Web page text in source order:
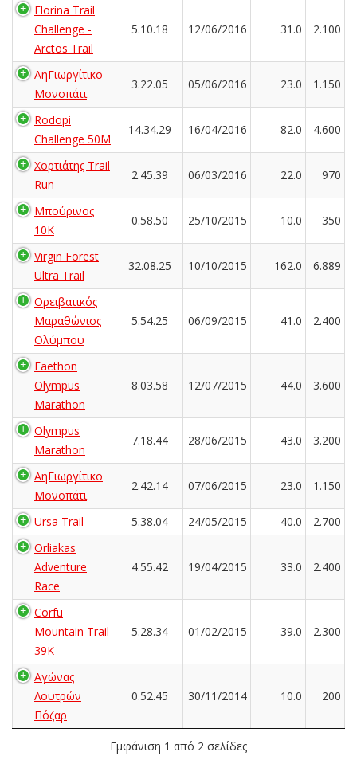
Florina Trail
Challenge -
Arctos Trail
5.10.18 12/06/2016 31.0 2.100
ΑηΓιωργίτικο
Μονοπάτι
3.22.05 05/06/2016 23.0 1.150
Rodopi
Challenge 50M
14.34.29 16/04/2016 82.0 4.600
Χορτιάτης Trail
Run
2.45.39 06/03/2016 22.0 970
Μπούρινος
10Κ
0.58.50 25/10/2015 10.0 350
Virgin Forest
Ultra Trail
32.08.25 10/10/2015 162.0 6.889
Ορειβατικός
Μαραθώνιος
Ολύμπου
5.54.25 06/09/2015 41.0 2.400
Faethon
Olympus
Marathon
8.03.58 12/07/2015 44.0 3.600
Olympus
Marathon
7.18.44 28/06/2015 43.0 3.200
ΑηΓιωργίτικο
Μονοπάτι
2.42.14 07/06/2015 23.0 1.150
Ursa Trail 5.38.04 24/05/2015 40.0
2.700
Orliakas
Adventure
Race
4.55.42 19/04/2015 33.0 2.400
Corfu
Mountain Trail
39K
5.28.34 01/02/2015 39.0 2.300
Αγώνας
Λουτρών
Πόζαρ
0.52.45 30/11/2014 10.0 200
Εμφάνιση 1 από 2 σελίδες